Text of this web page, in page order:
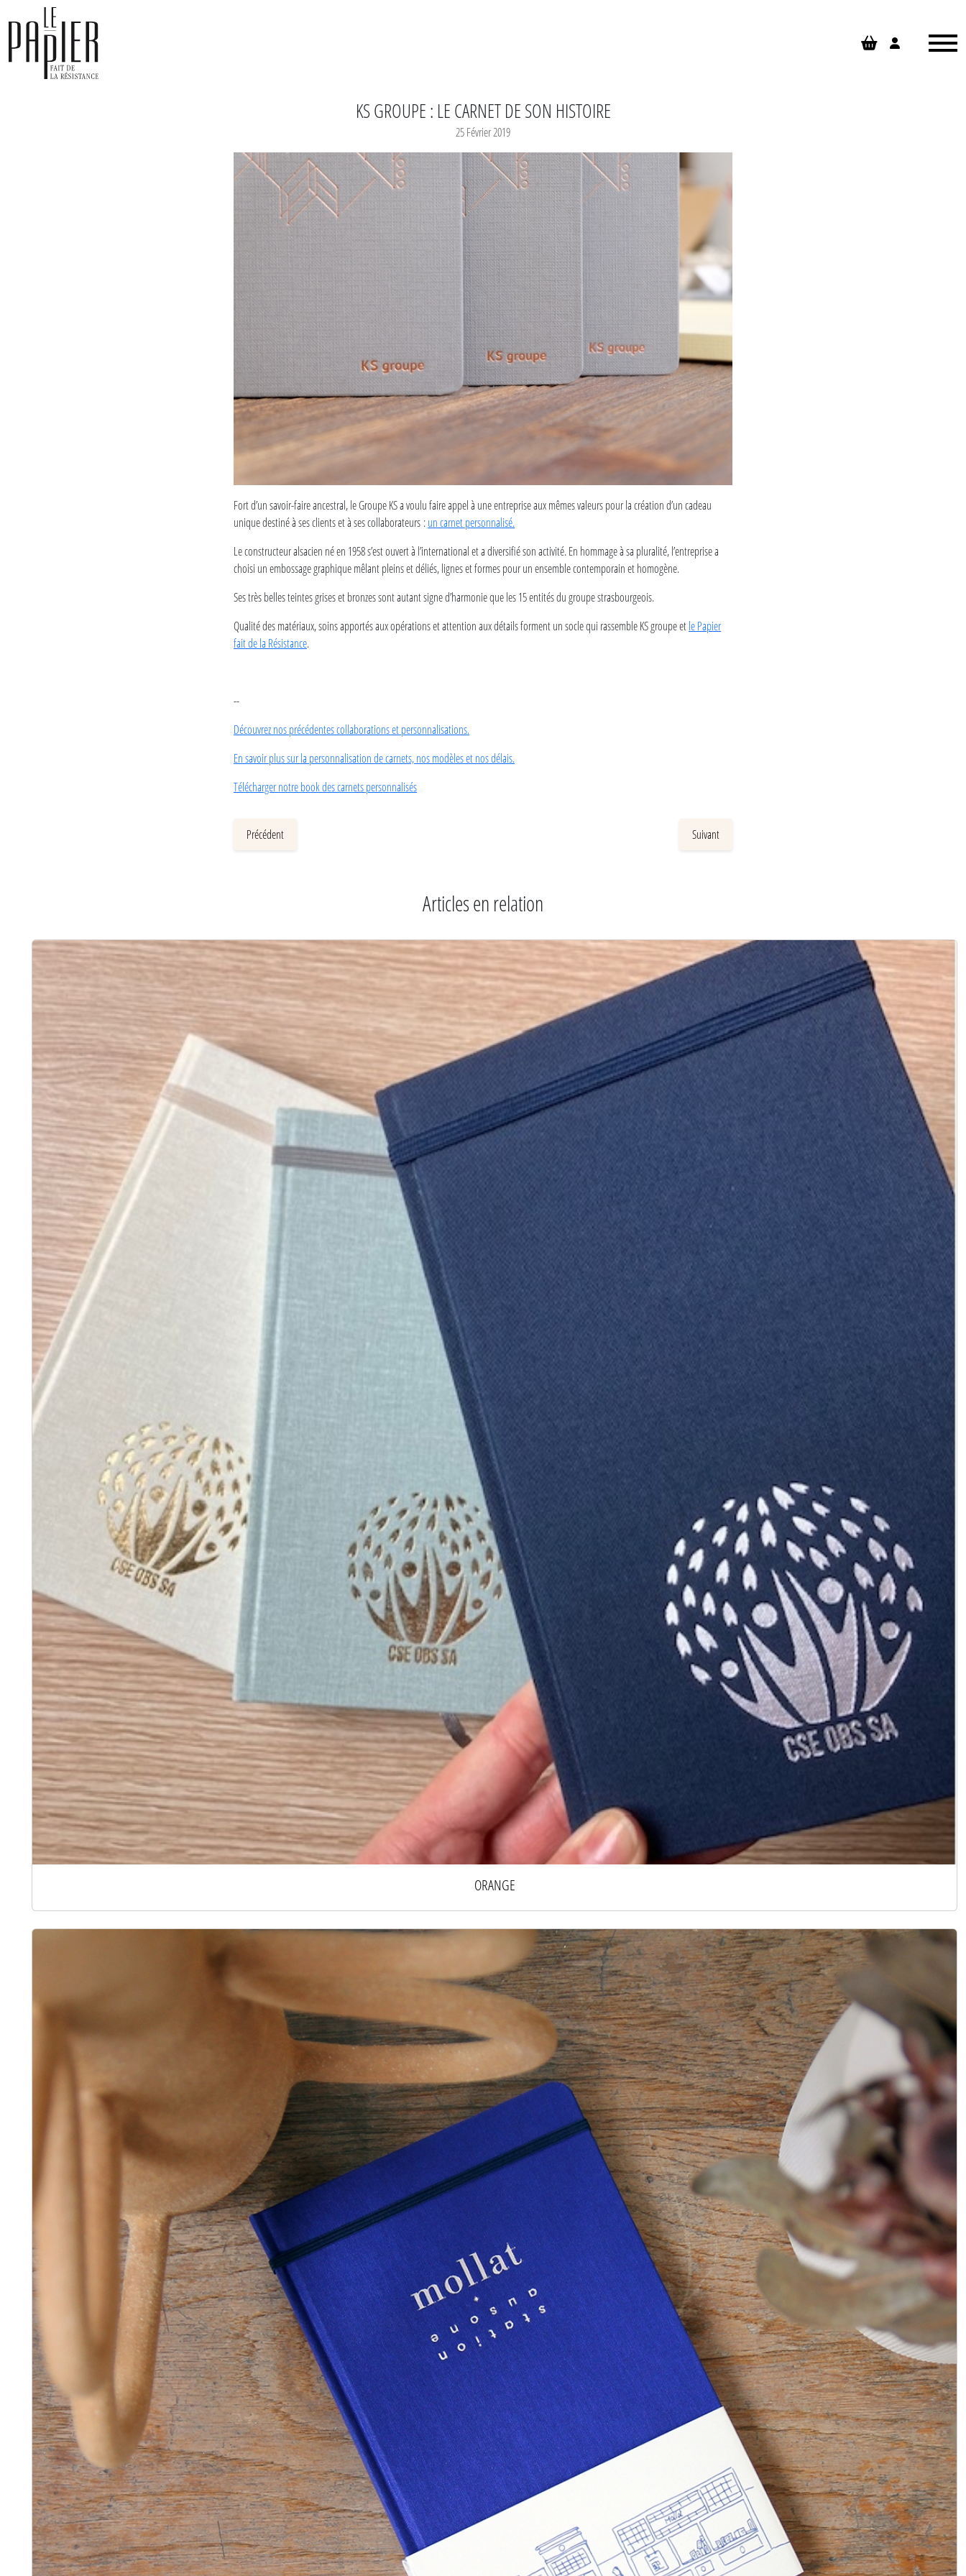
KS GROUPE : LE CARNET DE SON HISTOIRE
25 Février 2019
Fort d’un savoir-faire ancestral, le Groupe KS a voulu faire appel à une entreprise aux mêmes valeurs pour la création d’un cadeau
unique destiné à ses clients et à ses collaborateurs :un carnet personnalisé.
Le constructeur alsacien né en 1958 s’est ouvert à l’international et a diversifié son activité. En hommage à sa pluralité, l’entreprise a
choisi un embossage graphique mêlant pleins et déliés, lignes et formes pour un ensemble contemporain et homogène.
Ses très belles teintes grises et bronzes sont autant signe d’harmonie que les 15 entités du groupe strasbourgeois.
Qualité des matériaux, soins apportés aux opérations et attention aux détails forment un socle qui rassemble KS groupe etle Papier
fait de la Résistance.
--
Découvrez nos précédentes collaborations et personnalisations.
En savoir plus sur la personnalisation de carnets, nos modèles et nos délais.
Télécharger notre book des carnets personnalisés
Précédent Suivant
Articles en relation
ORANGE
Panneau de gestion des cookies